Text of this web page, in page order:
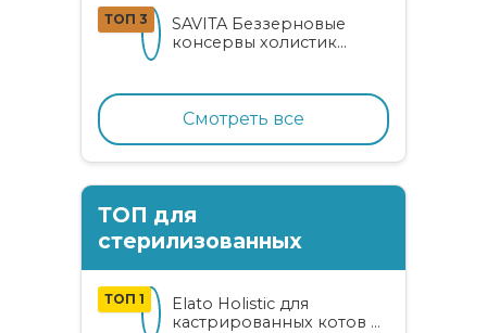
ТОП 3
SAVITA Беззерновые
консервы холистик
Смотреть все
ТОП для
стерилизованных
ТОП 1
Elato Holistic для
кастрированных котов и